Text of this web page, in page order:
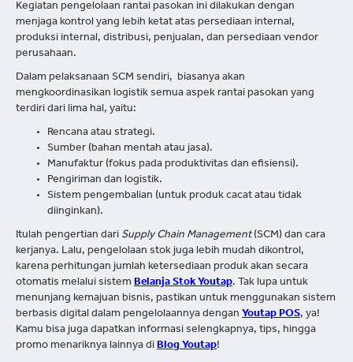
Kegiatan pengelolaan rantai pasokan ini dilakukan dengan
menjaga kontrol yang lebih ketat atas persediaan internal,
produksi internal, distribusi, penjualan, dan persediaan vendor
perusahaan.
Dalam pelaksanaan SCM sendiri, biasanya akan
mengkoordinasikan logistik semua aspek rantai pasokan yang
terdiri dari lima hal, yaitu:
Rencana atau strategi.
Sumber (bahan mentah atau jasa).
Manufaktur (fokus pada produktivitas dan efisiensi).
Pengiriman dan logistik.
Sistem pengembalian (untuk produk cacat atau tidak
diinginkan).
Itulah pengertian dari Supply Chain Management(SCM) dan cara
kerjanya. Lalu, pengelolaan stok juga lebih mudah dikontrol,
karena perhitungan jumlah ketersediaan produk akan secara
otomatis melalui sistem Belanja Stok Youtap. Tak lupa untuk
menunjang kemajuan bisnis, pastikan untuk menggunakan sistem
berbasis digital dalam pengelolaannya dengan Youtap POS, ya!
Kamu bisa juga dapatkan informasi selengkapnya, tips, hingga
promo menariknya lainnya di Blog Youtap!